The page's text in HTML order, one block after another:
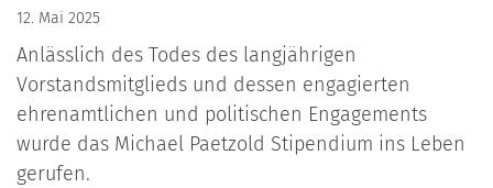
12. Mai 2025
Anlässlich des Todes des langjährigen
Vorstandsmitglieds und dessen engagierten
ehrenamtlichen und politischen Engagements
wurde das Michael Paetzold Stipendium ins Leben
gerufen.